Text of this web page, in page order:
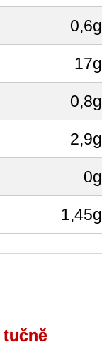
0,6g
17g
0,8g
2,9g
0g
1,45g
tučně